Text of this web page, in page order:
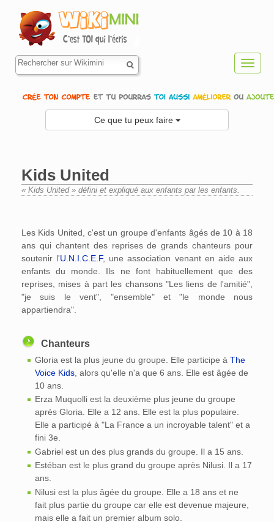
Ce que tu peux faire
Kids United
« Kids United » défini et expliqué aux enfants par les enfants.
Les Kids United, c'est un groupe d'enfants âgés de 10 à 18
ans qui chantent des reprises de grands chanteurs pour
soutenir l'U.N.I.C.E.F, une association venant en aide aux
enfants du monde. Ils ne font habituellement que des
reprises, mises à part les chansons "Les liens de l'amitié",
"je suis le vent", "ensemble" et "le monde nous
appartiendra".
Chanteurs
Gloria est la plus jeune du groupe. Elle participe àThe
Voice Kids , alors qu'elle n'a que 6 ans. Elle est âgée de
10 ans.
Erza Muquolli est la deuxième plus jeune du groupe
après Gloria. Elle a 12 ans. Elle est la plus populaire.
Elle a participé à "La France a un incroyable talent" et a
fini 3e.
Gabriel est un des plus grands du groupe. Il a 15 ans.
Estéban est le plus grand du groupe après Nilusi. Il a 17
ans.
Nilusi est la plus âgée du groupe. Elle a 18 ans et ne
fait plus partie du groupe car elle est devenue majeure,
mais elle a fait un premier album solo.